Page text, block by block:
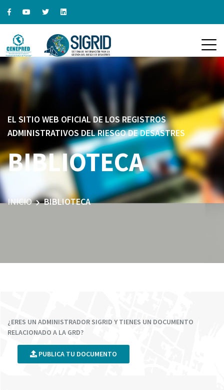
EL SITIO WEB OFICIAL DE LOS REGISTROS
ADMINISTRATIVOS DEL RIESGO DE DESASTRES
BIBLIOTECA
INICIO BIBLIOTECA
¿ERES UN ADMINISTRADOR SIGRID Y TIENES UN DOCUMENTO
RELACIONADO A LA GRD?
PUBLICA TU DOCUMENTO